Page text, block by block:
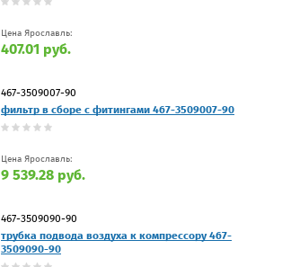
Цена Ярославль:
407.01 руб.
467-3509007-90
фильтр в сборе с фитингами 467-3509007-90
Цена Ярославль:
9 539.28 руб.
467-3509090-90
трубка подвода воздуха к компрессору 467-
3509090-90